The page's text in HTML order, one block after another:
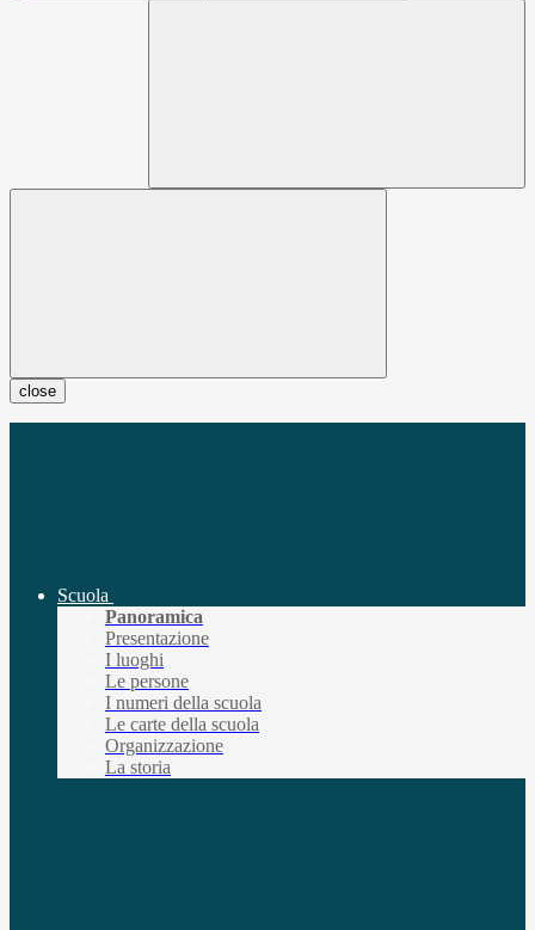
close
Scuola
Panoramica
Presentazione
I luoghi
Le persone
I numeri della scuola
Le carte della scuola
Organizzazione
La storia